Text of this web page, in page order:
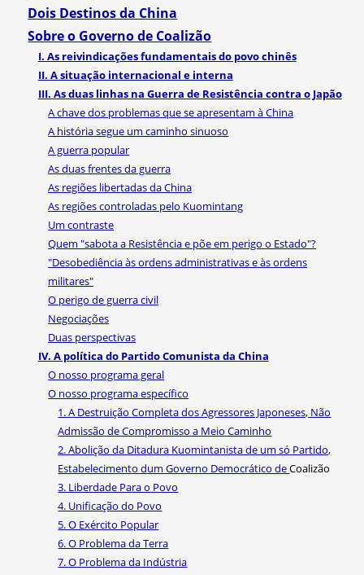
Dois Destinos da China
Sobre o Governo de Coalizão
I. As reivindicações fundamentais do povo chinês
II. A situação internacional e interna
III. As duas linhas na Guerra de Resistência contra o Japão
A chave dos problemas que se apresentam à China
A história segue um caminho sinuoso
A guerra popular
As duas frentes da guerra
As regiões libertadas da China
As regiões controladas pelo Kuomintang
Um contraste
Quem "sabota a Resistência e põe em perigo o Estado"?
"Desobediência às ordens administrativas e às ordens
militares"
O perigo de guerra civil
Negociações
Duas perspectivas
IV. A política do Partido Comunista da China
O nosso programa geral
O nosso programa específico
1. A Destruição Completa dos Agressores Japoneses, Não
Admissão de Compromisso a Meio Caminho
2. Abolição da Ditadura Kuomintanista de um só Partido,
Estabelecimento dum Governo Democrático deCoalizão
3. Liberdade Para o Povo
4. Unificação do Povo
5. O Exército Popular
6. O Problema da Terra
7. O Problema da Indústria